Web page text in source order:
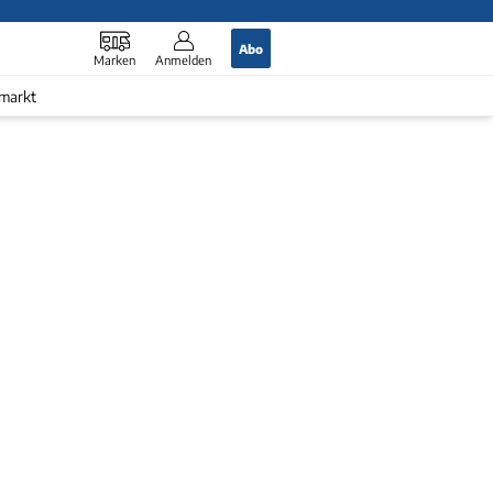
Marken Anmelden
Abo